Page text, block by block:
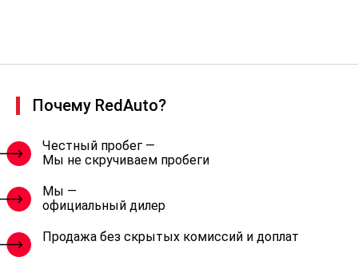
Почему RedAuto?
Честный пробег —
Мы не скручиваем пробеги
Мы —
официальный дилер
Продажа без скрытых комиссий и доплат